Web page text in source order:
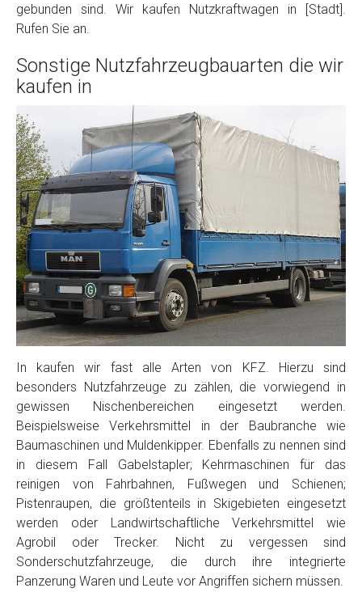
gebunden sind. Wir kaufen Nutzkraftwagen in [Stadt].
Rufen Sie an.
Sonstige Nutzfahrzeugbauarten die wir
kaufen in
In kaufen wir fast alle Arten von KFZ. Hierzu sind
besonders Nutzfahrzeuge zu zählen, die vorwiegend in
gewissen Nischenbereichen eingesetzt werden.
Beispielsweise Verkehrsmittel in der Baubranche wie
Baumaschinen und Muldenkipper. Ebenfalls zu nennen sind
in diesem Fall Gabelstapler; Kehrmaschinen für das
reinigen von Fahrbahnen, Fußwegen und Schienen;
Pistenraupen, die größtenteils in Skigebieten eingesetzt
werden oder Landwirtschaftliche Verkehrsmittel wie
Agrobil oder Trecker. Nicht zu vergessen sind
Sonderschutzfahrzeuge, die durch ihre integrierte
Panzerung Waren und Leute vor Angriffen sichern müssen.